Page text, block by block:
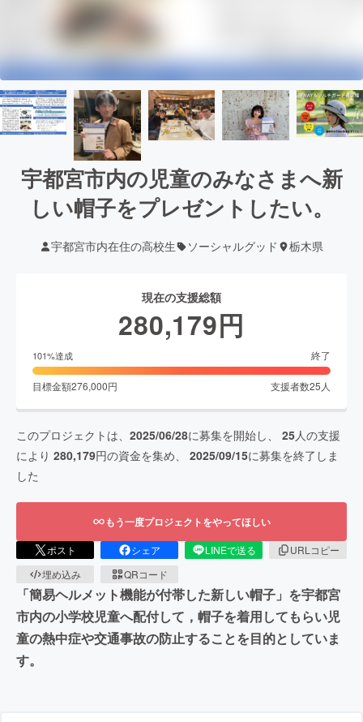
宇都宮市内の児童のみなさまへ新
しい帽子をプレゼントしたい。
宇都宮市内在住の高校生 ソーシャルグッド 栃木県
現在の支援総額
280,179円
101%達成 終了
目標金額276,000円 支援者数25 人
このプロジェクトは、 2025/06/28に募集を開始し、 25人の支援
により 280,179円の資金を集め、 2025/09/15に募集を終了しま
した
もう一度プロジェクトをやってほしい
ポスト シェア LINEで送る
URLコピー
埋め込み
QRコード
「簡易ヘルメット機能が付帯した新しい帽子」を宇都宮
市内の小学校児童へ配付して，帽子を着用してもらい児
童の熱中症や交通事故の防止することを目的としていま
す。